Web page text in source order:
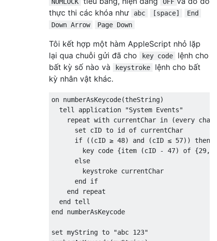
thực thi các khóa như
abc [space]
End
Down Arrow
Page Down
Tôi kết hợp một hàm AppleScript nhỏ lặp
lại qua chuỗi gửi đã cho
key code
lệnh cho
bất kỳ số nào và
keystroke
lệnh cho bất
kỳ nhân vật khác.
on numberAsKeycode(theString)
  tell application "System Events"
repeat with currentChar in (every
      set cID to id of currentChar
      if ((cID ≥ 48) and (cID ≤ 57)) then
key code {item (cID - 47) of {29,
      else
        keystroke currentChar
      end if
    end repeat
  end tell
end numberAsKeycode
set myString to "abc 123"